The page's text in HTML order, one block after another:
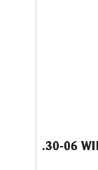
.30-06